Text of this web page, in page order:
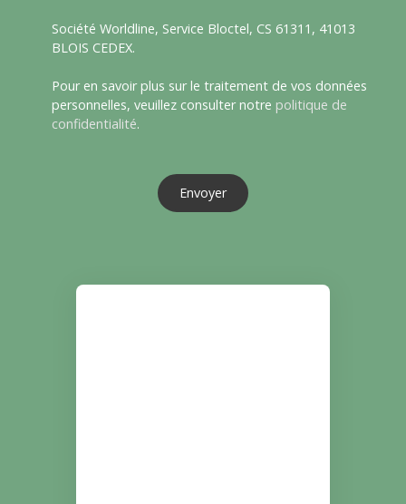
Société Worldline, Service Bloctel, CS 61311, 41013
BLOIS CEDEX.
Pour en savoir plus sur le traitement de vos données
personnelles, veuillez consulter notre politique de
confidentialité.
Envoyer